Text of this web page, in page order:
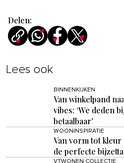
Delen:
Lees ook
BINNENKIJKEN
Van winkelpand
vibes: ‘We deden
betaalbaar’
WOONINSPIRATIE
Van vorm tot kleur
de perfecte
VTWONEN COLLECTIE